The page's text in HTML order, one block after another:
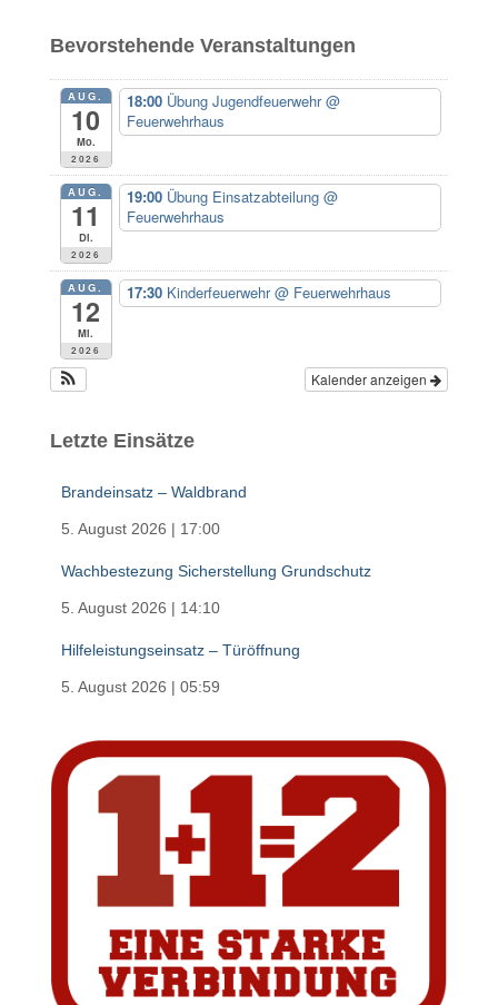
n
n
:
Bevorstehende Veranstaltungen
AUG.
10
Mo.
2026
18:00 Übung Jugendfeuerwehr@
Feuerwehrhaus
AUG.
11
Di.
2026
19:00 Übung Einsatzabteilung @
Feuerwehrhaus
AUG.
12
Mi.
2026
17:30 Kinderfeuerwehr@ Feuerwehrhaus
Kalender anzeigen
Letzte Einsätze
Brandeinsatz – Waldbrand
5. August 2026 | 17:00
Wachbestezung Sicherstellung Grundschutz
5. August 2026 | 14:10
Hilfeleistungseinsatz – Türöffnung
5. August 2026 | 05:59